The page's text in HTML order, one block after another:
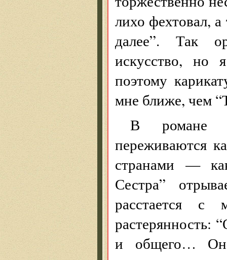
лихо фехтовал,
далее”. Так
искусство,
поэтому
мне ближе, чем
В романе
переживаются
странами —
Сестра”
расстается
растерянность:
и общего…